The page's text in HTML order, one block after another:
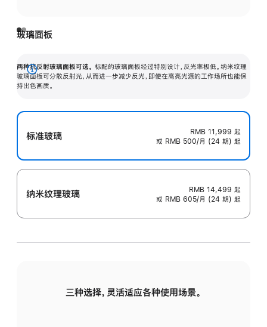
玻璃面板
两种抗反射玻璃面板可选。 标配的玻璃面板经过特别设计，反光率极低。纳米纹理
玻璃面板可分散反射光，从而进一步减少反光，即使在高亮光源的工作场所也能保
持出色画质。
展
开
标准玻璃 RMB 11,999 起
或 RMB 500/月 (24 期) 起
纳米纹理玻璃 RMB 14,499 起
或 RMB 605/月 (24 期) 起
三种选择，灵活适应各种使用场景。